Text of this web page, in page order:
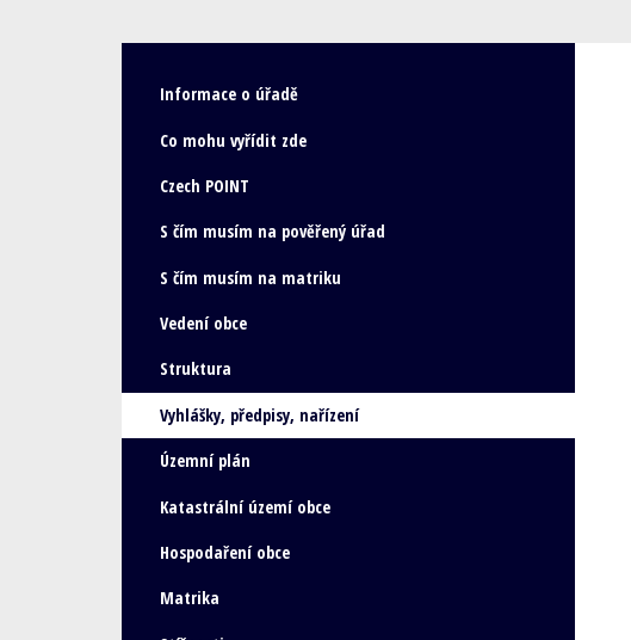
Informace o úřadě
Co mohu vyřídit zde
Czech POINT
S čím musím na pověřený úřad
S čím musím na matriku
Vedení obce
Struktura
Vyhlášky, předpisy, nařízení
Územní plán
Katastrální území obce
Hospodaření obce
Matrika